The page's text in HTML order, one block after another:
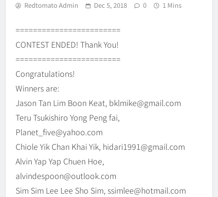
Redtomato Admin Dec 5, 2018 0 1 Mins
========================
CONTEST ENDED! Thank You!
========================
Congratulations!
Winners are:
Jason Tan Lim Boon Keat, bklmike@gmail.com
Teru Tsukishiro Yong Peng fai,
Planet_five@yahoo.com
Chiole Yik Chan Khai Yik, hidari1991@gmail.com
Alvin Yap Yap Chuen Hoe,
alvindespoon@outlook.com
Sim Sim Lee Lee Sho Sim, ssimlee@hotmail.com